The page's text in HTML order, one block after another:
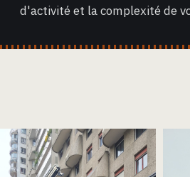
d'activité et la complexité de